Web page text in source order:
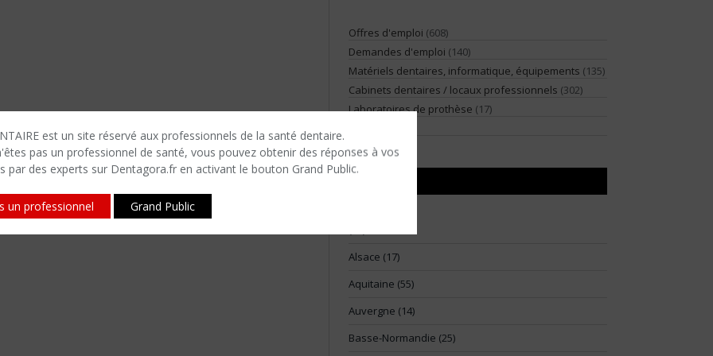
est un site réservé aux professionnels de la santé dentaire.
pas un professionnel de santé, vous pouvez obtenir des réponses à vos
par des experts sur Dentagora.fr en activant le bouton Grand Public.
un professionnel Grand Public
Offres d'emploi (608)
Demandes d'emploi (140)
Matériels dentaires, informatique, équipements (135)
Cabinets dentaires / locaux professionnels (302)
Laboratoires de prothèse (17)
Alsace (17)
Aquitaine (55)
Auvergne (14)
Basse-Normandie (25)